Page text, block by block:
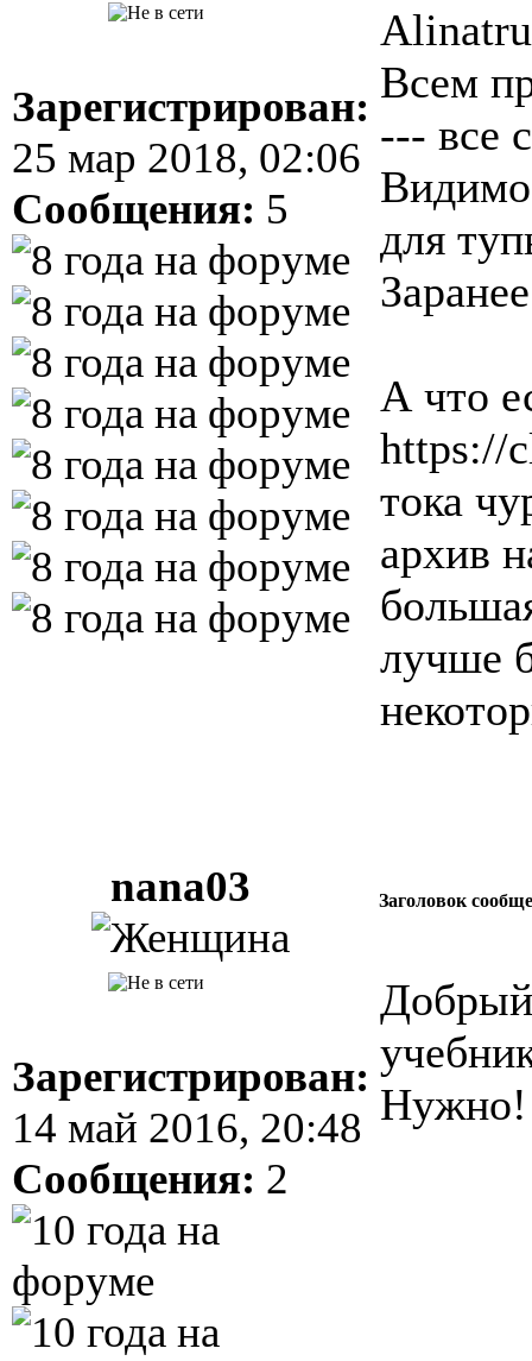
Зарегистрирован:
25 мар 2018, 02:06
Сообщения: 5
Всем
--- все
Видимо
для
А что
https://
тока
архив
лучше
nana03 Заголовок
Зарегистрирован:
14 май 2016, 20:48
Сообщения: 2
Добрый